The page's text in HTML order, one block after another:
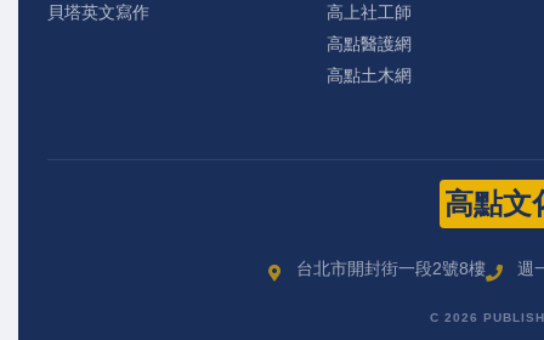
貝塔英文寫作
高上社工師
高點醫護網
高點土木網
高點文
台北市開封街一段2號8樓 週
C 2026